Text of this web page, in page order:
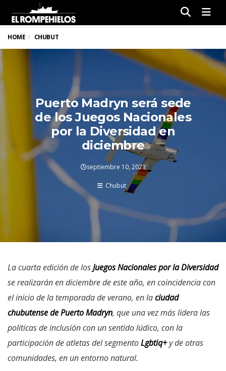
HOME CHUBUT
Puerto Madryn será sede
de los Juegos Nacionales
por la Diversidad en
diciembre
septiembre 10, 2023
Chubut
La cuarta edición de losJuegos Nacionales por la Diversidad
se realizarán en diciembre de este año, en coincidencia con
el inicio de la temporada de verano, en laciudad
chubutense de Puerto Madryn, que una vez más lidera las
políticas de inclusión con un sentido lúdico, con la
participación de atletas del segmentoLgbtiq+y de otras
comunidades, en un entorno natural.